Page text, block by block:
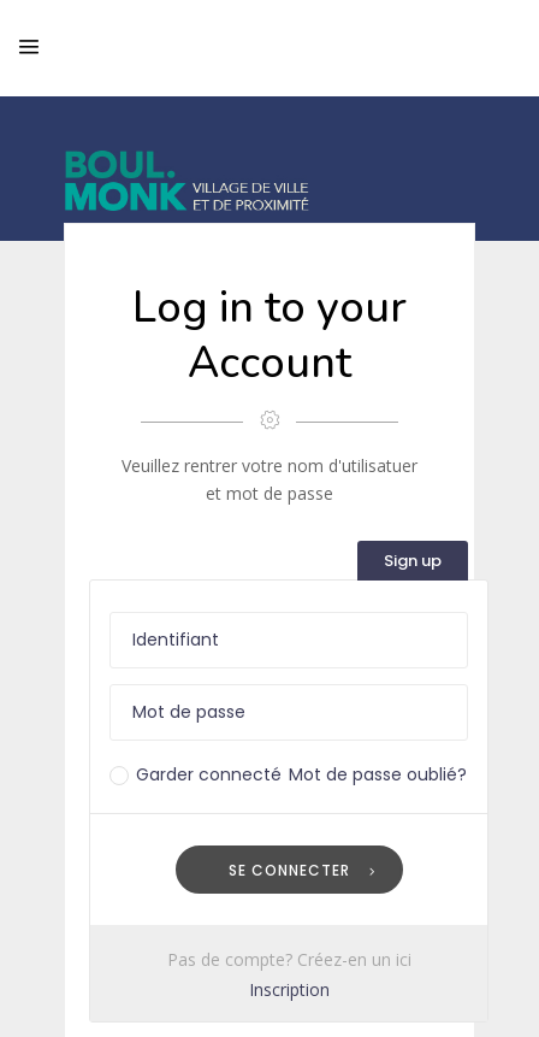
Log in to your
Account
Veuillez rentrer votre nom d'utilisatuer
et mot de passe
Sign up
Garder connecté Mot de passe oublié?
SE CONNECTER
Pas de compte? Créez-en un ici
Inscription